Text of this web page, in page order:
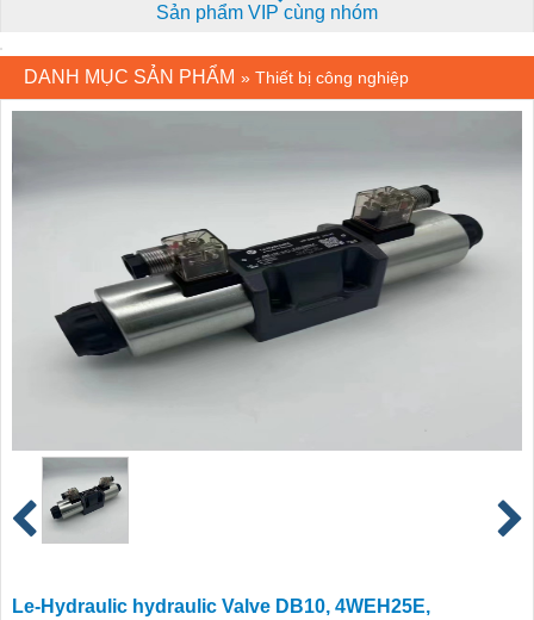
Sản phẩm VIP cùng nhóm
DANH MỤC SẢN PHẨM » Thiết bị công nghiệp
Le-Hydraulic hydraulic Valve DB10, 4WEH25E,